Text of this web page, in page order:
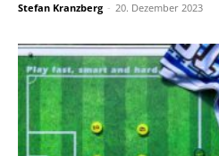
Stefan Kranzberg - 20. Dezember 2023